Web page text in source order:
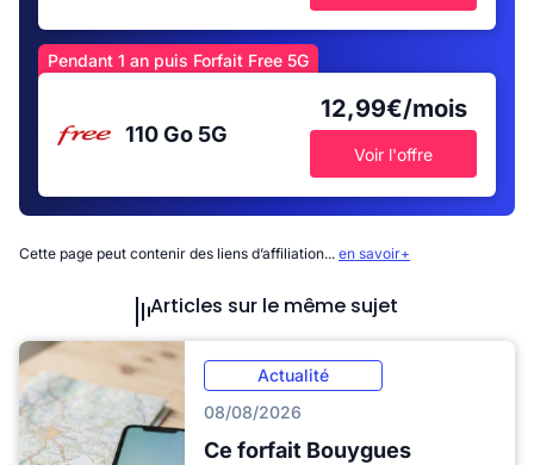
Pendant 1 an puis Forfait Free 5G
110 Go 5G
12,99€/mois
Voir l'offre
Cette page peut contenir des liens d’affiliation... en savoir+
Articles sur le même sujet
Actualité
08/08/2026
Ce forfait Bouygues